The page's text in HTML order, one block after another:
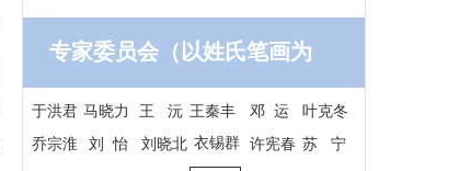
专家委员会（以姓氏笔画为
序）
王 沅 邓 运
苏 宁
马晓力
于洪君 王秦丰
叶克冬
刘晓北
乔宗淮 许宪春
刘 怡 衣锡群